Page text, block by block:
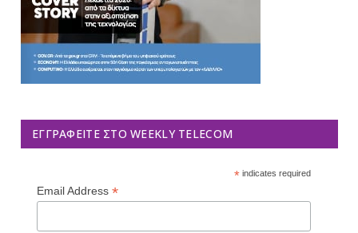
ΕΓΓΡΑΦΕΊΤΕ ΣΤΟ WEEKLY TELECOM
*indicates required
Email Address *